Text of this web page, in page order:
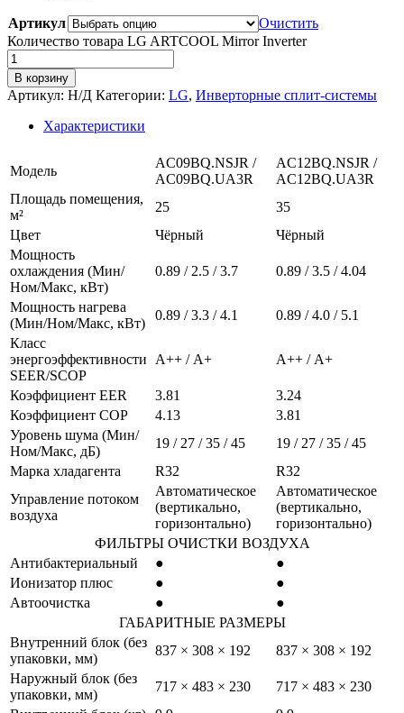
Артикул
Очистить
Количество товара LG ARTCOOL Mirror Inverter
В корзину
Артикул: Н/Д Категории: LG, Инверторные сплит-системы
Характеристики
Модель
AC09BQ.NSJR /
AC09BQ.UA3R
AC12BQ.NSJR /
AC12BQ.UA3R
Площадь помещения,
м²
25
35
Цвет
Чёрный
Чёрный
Мощность
охлаждения (Мин/
Ном/Макс, кВт)
0.89 / 2.5 / 3.7 0.89 / 3.5 / 4.04
Мощность нагрева
(Мин/Ном/Макс, кВт)
0.89 / 3.3 / 4.1
0.89 / 4.0 / 5.1
Класс
энергоэффективности
SEER/SCOP
А++ / A+ А++ / A+
Коэффициент EER 3.81
3.24
Коэффициент COP
4.13
3.81
Уровень шума (Мин/
Ном/Макс, дБ)
19 / 27 / 35 / 45
19 / 27 / 35 / 45
Марка хладагента
R32
R32
Управление потоком
воздуха
Автоматическое
(вертикально,
горизонтально)
Автоматическое
(вертикально,
горизонтально)
ФИЛЬТРЫ ОЧИСТКИ ВОЗДУХА
Антибактериальный
●
●
Ионизатор плюс
●
●
Автоочистка
●
●
ГАБАРИТНЫЕ РАЗМЕРЫ
Внутренний блок (без
упаковки, мм)
837 × 308 × 192
837 × 308 × 192
Наружный блок (без
упаковки, мм)
717 × 483 × 230
717 × 483 × 230